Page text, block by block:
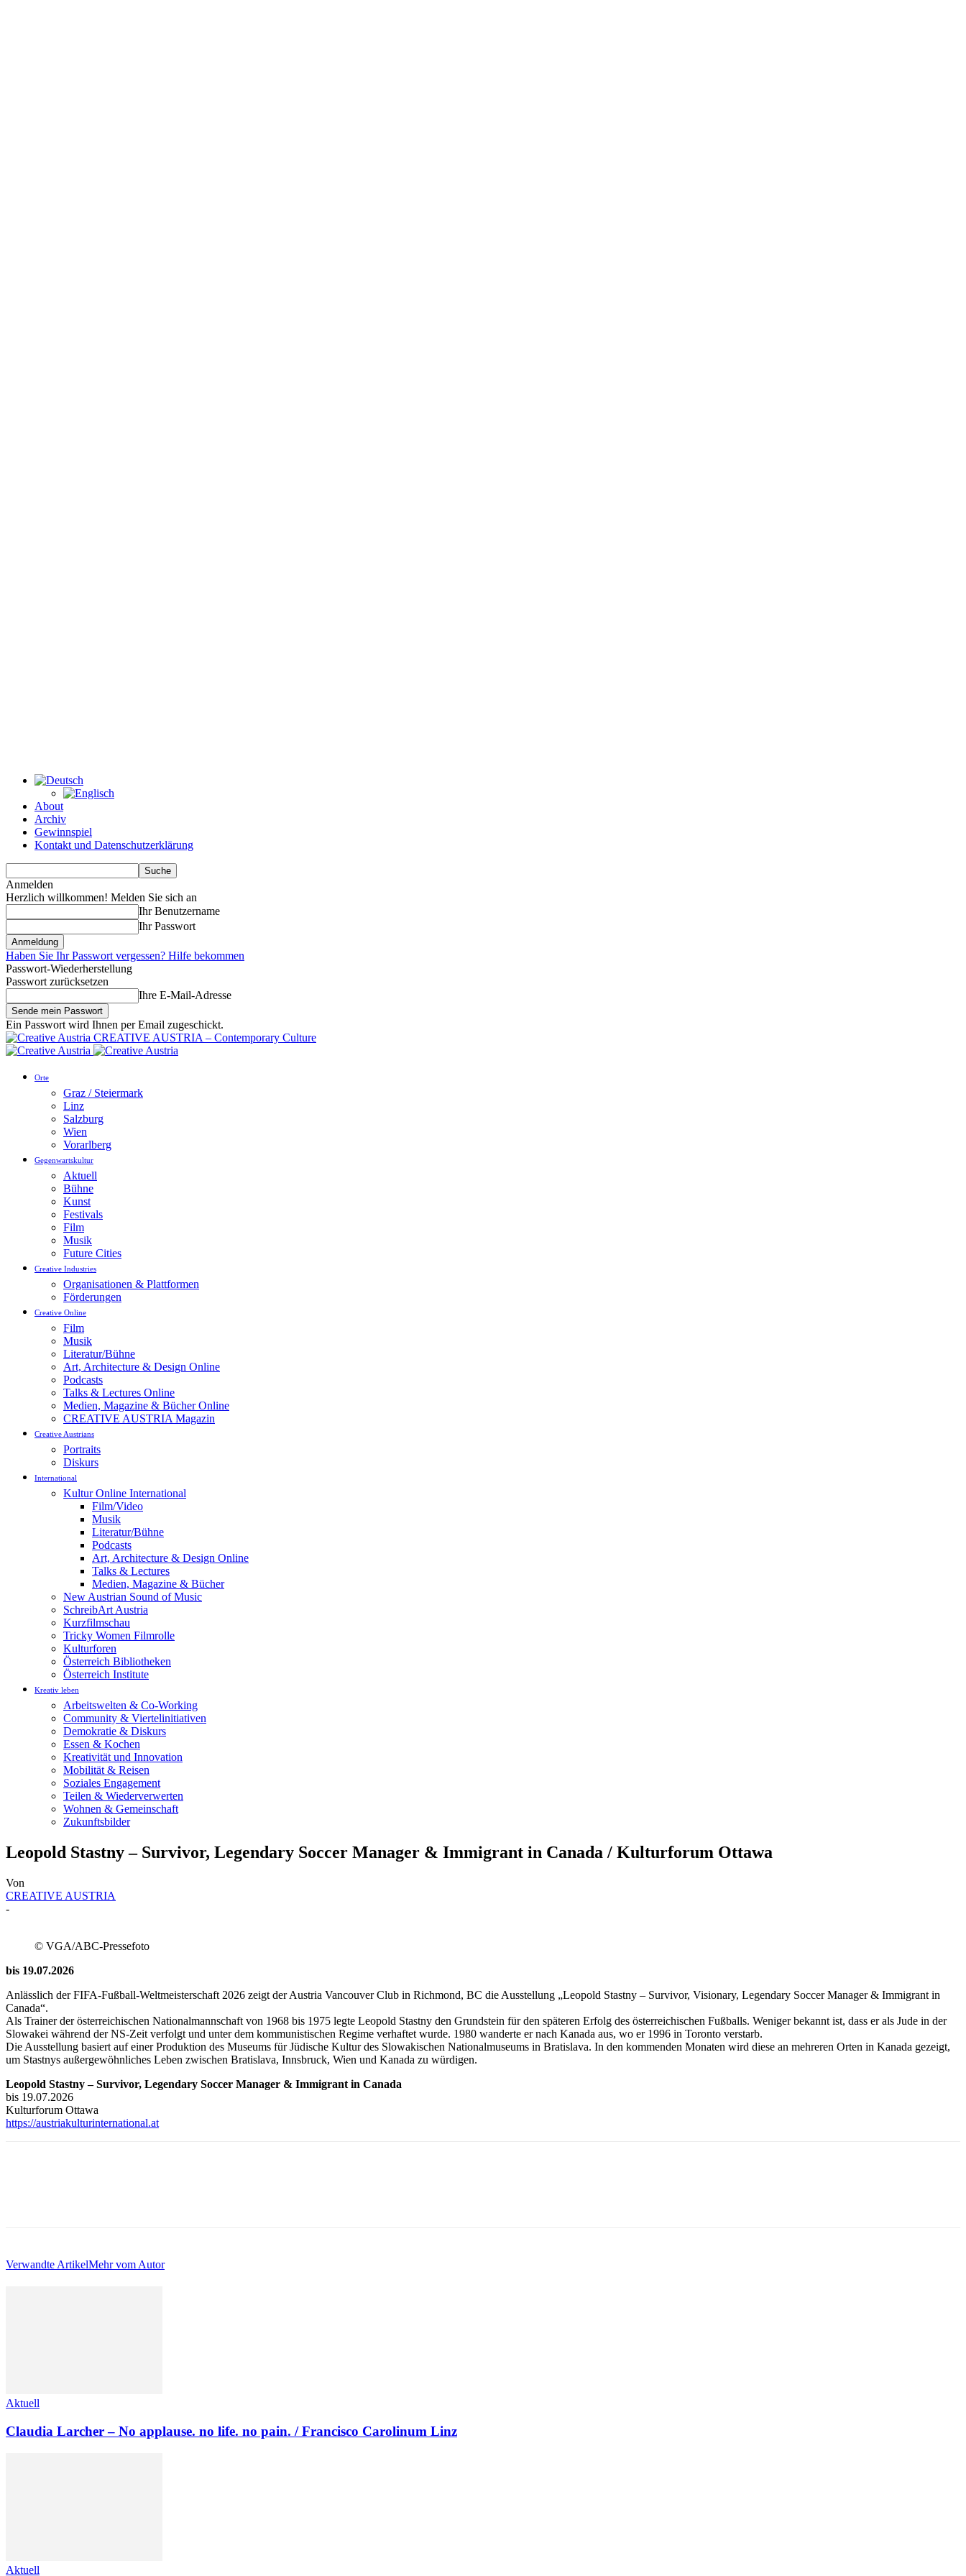
About
Archiv
Gewinnspiel
Kontakt und Datenschutzerklärung
Anmelden
Herzlich willkommen! Melden Sie sich an
Ihr Benutzername
Ihr Passwort
Haben Sie Ihr Passwort vergessen? Hilfe bekommen
Passwort-Wiederherstellung
Passwort zurücksetzen
Ihre E-Mail-Adresse
Ein Passwort wird Ihnen per Email zugeschickt.
CREATIVE AUSTRIA – Contemporary Culture
Orte
Graz / Steiermark
Linz
Salzburg
Wien
Vorarlberg
Gegenwartskultur
Aktuell
Bühne
Kunst
Festivals
Film
Musik
Future Cities
Creative Industries
Organisationen & Plattformen
Förderungen
Creative Online
Film
Musik
Literatur/Bühne
Art, Architecture & Design Online
Podcasts
Talks & Lectures Online
Medien, Magazine & Bücher Online
CREATIVE AUSTRIA Magazin
Creative Austrians
Portraits
Diskurs
International
Kultur Online International
Film/Video
Musik
Literatur/Bühne
Podcasts
Art, Architecture & Design Online
Talks & Lectures
Medien, Magazine & Bücher
New Austrian Sound of Music
SchreibArt Austria
Kurzfilmschau
Tricky Women Filmrolle
Kulturforen
Österreich Bibliotheken
Österreich Institute
Kreativ leben
Arbeitswelten & Co-Working
Community & Viertelinitiativen
Demokratie & Diskurs
Essen & Kochen
Kreativität und Innovation
Mobilität & Reisen
Soziales Engagement
Teilen & Wiederverwerten
Wohnen & Gemeinschaft
Zukunftsbilder
Leopold Stastny – Survivor, Legendary Soccer Manager & Immigrant in Canada / Kulturforum Ottawa
Von
CREATIVE AUSTRIA
-
© VGA/ABC-Pressefoto
bis 19.07.2026
Anlässlich der FIFA-Fußball-Weltmeisterschaft 2026 zeigt der Austria Vancouver Club in Richmond, BC die Ausstellung „Leopold Stastny – Survivor, Visionary, Legendary Soccer Manager & Immigrant in
Canada“.
Als Trainer der österreichischen Nationalmannschaft von 1968 bis 1975 legte Leopold Stastny den Grundstein für den späteren Erfolg des österreichischen Fußballs. Weniger bekannt ist, dass er als Jude in der
Slowakei während der NS-Zeit verfolgt und unter dem kommunistischen Regime verhaftet wurde. 1980 wanderte er nach Kanada aus, wo er 1996 in Toronto verstarb.
Die Ausstellung basiert auf einer Produktion des Museums für Jüdische Kultur des Slowakischen Nationalmuseums in Bratislava. In den kommenden Monaten wird diese an mehreren Orten in Kanada gezeigt,
um Stastnys außergewöhnliches Leben zwischen Bratislava, Innsbruck, Wien und Kanada zu würdigen.
Leopold Stastny – Survivor, Legendary Soccer Manager & Immigrant in Canada
bis 19.07.2026
Kulturforum Ottawa
https://austriakulturinternational.at
Verwandte ArtikelMehr vom Autor
Aktuell
Claudia Larcher – No applause. no life. no pain. / Francisco Carolinum Linz
Aktuell